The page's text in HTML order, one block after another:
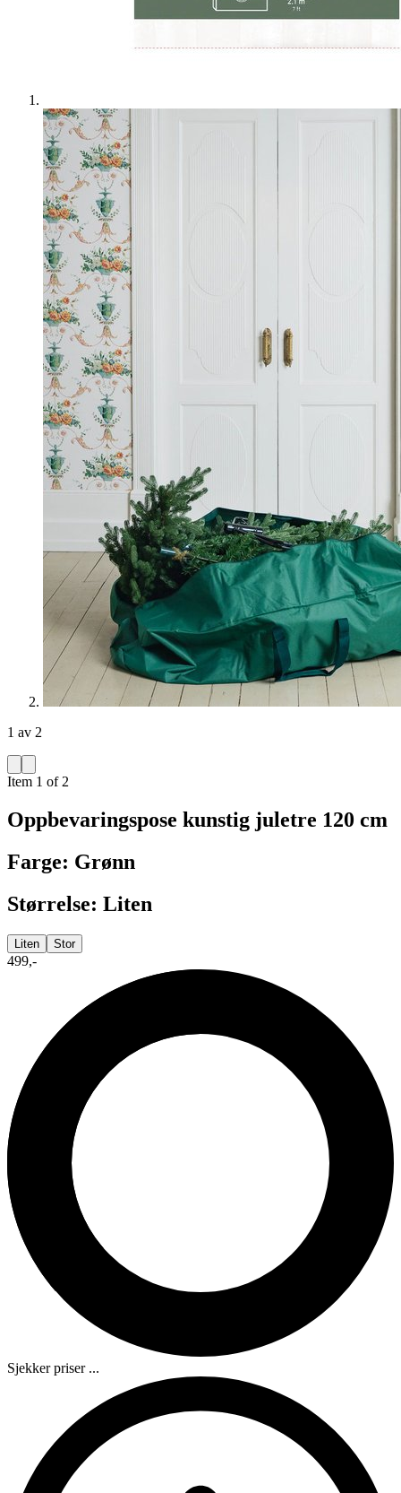
1 av 2
Item 1 of 2
Oppbevaringspose kunstig juletre 120 cm
Farge: Grønn
Størrelse: Liten
Liten Stor
499,-
Sjekker priser ...